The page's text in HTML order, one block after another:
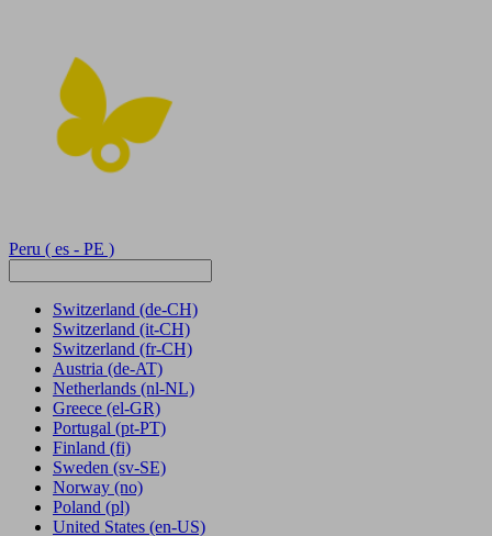
Peru ( es - PE )
Switzerland (de-CH)
Switzerland (it-CH)
Switzerland (fr-CH)
Austria (de-AT)
Netherlands (nl-NL)
Greece (el-GR)
Portugal (pt-PT)
Finland (fi)
Sweden (sv-SE)
Norway (no)
Poland (pl)
United States (en-US)